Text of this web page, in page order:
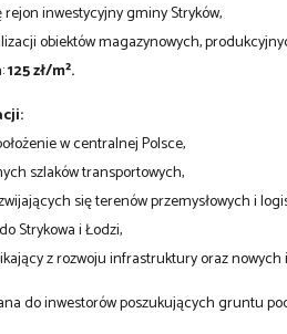
rejon inwestycyjny gminy Stryków,
obiektów magazynowych,
125 zł/m².
w centralnej Polsce,
szlaków transportowych,
się terenów przemysłowych i
Strykowa i Łodzi,
z rozwoju infrastruktury oraz
do inwestorów poszukujących gruntu